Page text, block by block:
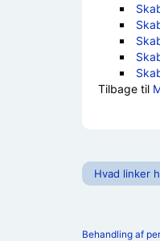
Tilbage til
Hvad linker
Behandling af